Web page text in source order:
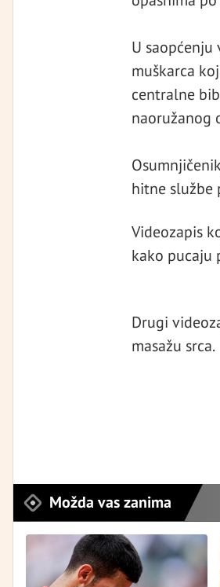
U
muškarca
centralne
naoružanog
hitne službe
Videozapis
kako pucaju
Drugi
masažu srca.
Možda vas zanima